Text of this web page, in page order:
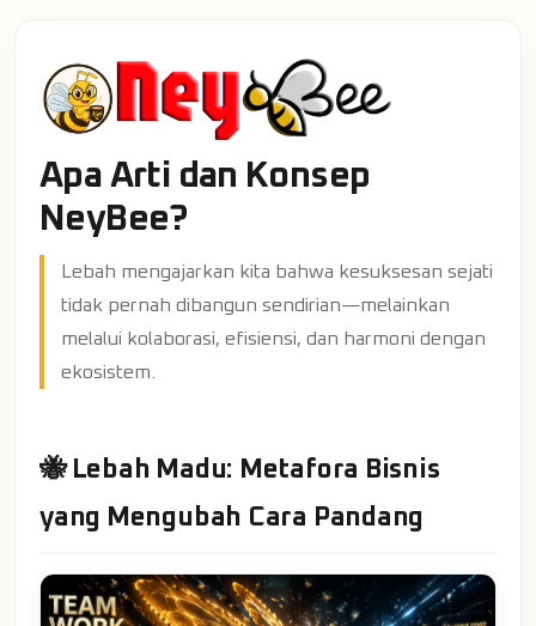
Apa Arti dan Konsep
NeyBee?
Lebah mengajarkan kita bahwa kesuksesan sejati
tidak pernah dibangun sendirian—melainkan
melalui kolaborasi, efisiensi, dan harmoni dengan
ekosistem.
🐝 Lebah Madu: Metafora Bisnis
yang Mengubah Cara Pandang